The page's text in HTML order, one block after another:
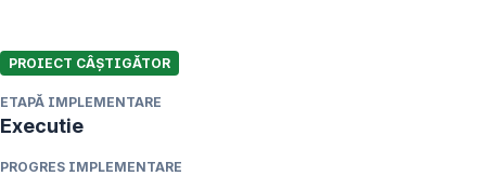
PROIECT CÂȘTIGĂTOR
ETAPĂ IMPLEMENTARE
Executie
PROGRES IMPLEMENTARE